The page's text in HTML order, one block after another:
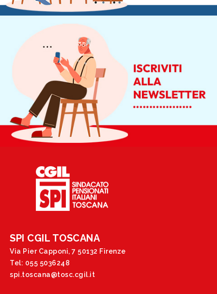
SPI CGIL TOSCANA
Via Pier Capponi, 7 50132 Firenze
Tel: 055 5036248
spi.toscana@tosc.cgil.it